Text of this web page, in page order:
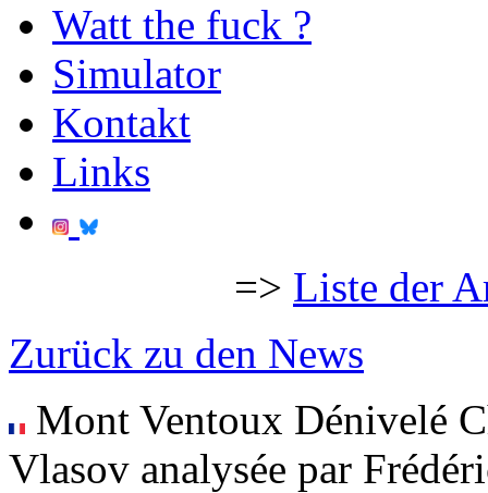
Watt the fuck ?
Simulator
Kontakt
Links
=> Liste der
Zurück zu den News
Mont Ventoux Dénivelé
Vlasov analysée par